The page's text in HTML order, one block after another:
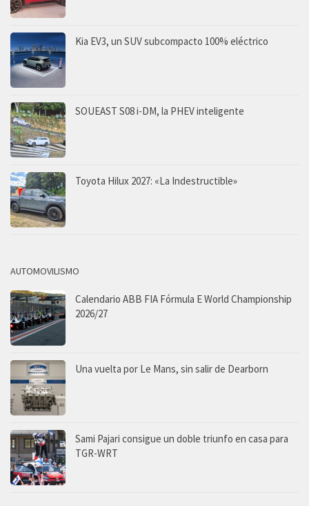
Kia EV3, un SUV subcompacto 100% eléctrico
SOUEAST S08 i-DM, la PHEV inteligente
Toyota Hilux 2027: «La Indestructible»
AUTOMOVILISMO
Calendario ABB FIA Fórmula E World Championship
2026/27
Una vuelta por Le Mans, sin salir de Dearborn
Sami Pajari consigue un doble triunfo en casa para
TGR-WRT